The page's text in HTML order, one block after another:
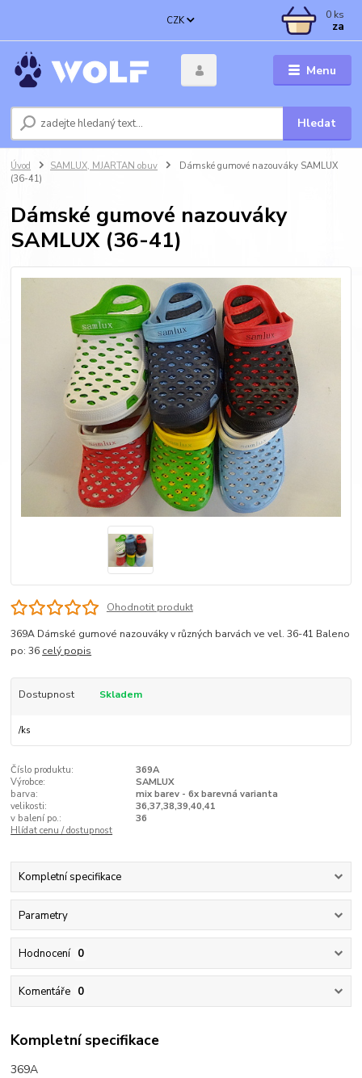
Menu
CZK
Hledat
0 ks
za
Úvod SAMLUX, MJARTAN obuv
Dámské gumové nazouváky SAMLUX
(36-41)
Dámské gumové nazouváky
SAMLUX (36-41)
Ohodnotit produkt
369A Dámské gumové nazouváky v různých barvách ve vel. 36-41 Baleno
po: 36 celý popis
Dostupnost Skladem
/ks
Číslo produktu:
369A
Výrobce:
SAMLUX
barva:
mix barev - 6x barevná varianta
velikosti:
36,37,38,39,40,41
v balení po.:
36
Hlídat cenu / dostupnost
Kompletní specifikace
Parametry
Hodnocení 0
Komentáře 0
Kompletní specifikace
369A